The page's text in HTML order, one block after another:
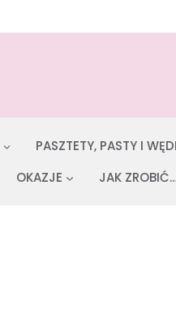
PASZTETY, PASTY I
OKAZJE JAK ZROBIĆ…